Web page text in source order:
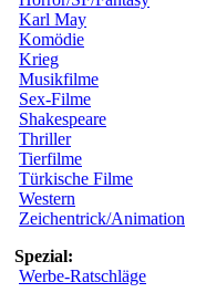
Karl May
Komödie
Krieg
Musikfilme
Sex-Filme
Shakespeare
Thriller
Tierfilme
Türkische Filme
Western
Zeichentrick/Animation
Spezial:
Werbe-Ratschläge